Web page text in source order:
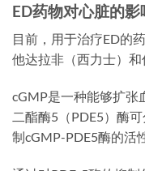
ED药物对心脏的影
目前，用于治疗ED的
他达拉非（西力士）和
cGMP是一种能够扩张
二酯酶5（PDE5）酶
制cGMP-PDE5酶的活